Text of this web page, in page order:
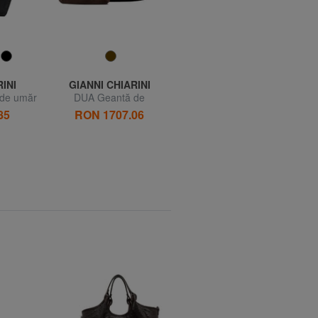
umăr
GIANNI CHIARINI
DUA Geantă de
cumpărături cu clutch
RON 1707.06